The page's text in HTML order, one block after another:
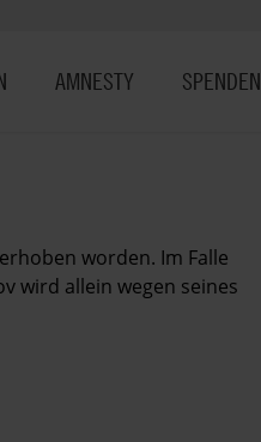
AMNESTY SPENDEN
worden. Im Falle
wird allein wegen seines